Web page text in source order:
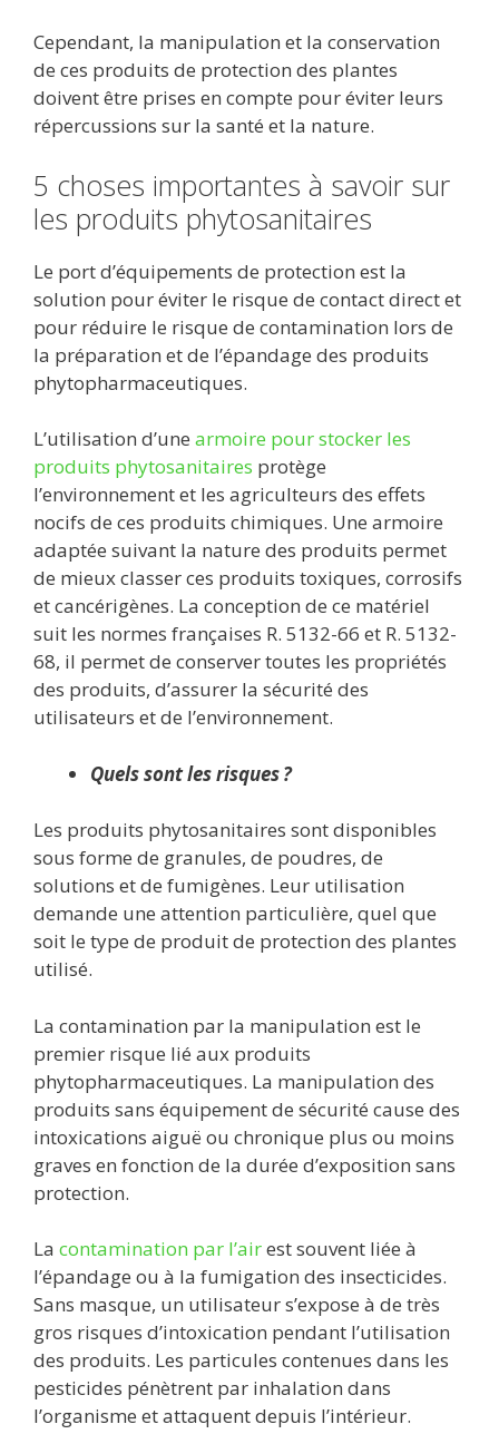
Cependant, la manipulation et la conservation
de ces produits de protection des plantes
doivent être prises en compte pour éviter leurs
répercussions sur la santé et la nature.
5 choses importantes à savoir sur
les produits phytosanitaires
Le port d’équipements de protection est la
solution pour éviter le risque de contact direct et
pour réduire le risque de contamination lors de
la préparation et de l’épandage des produits
phytopharmaceutiques.
L’utilisation d’une armoire pour stocker les
produits phytosanitaires protège
l’environnement et les agriculteurs des effets
nocifs de ces produits chimiques. Une armoire
adaptée suivant la nature des produits permet
de mieux classer ces produits toxiques, corrosifs
et cancérigènes. La conception de ce matériel
suit les normes françaises R. 5132-66 et R. 5132-
68, il permet de conserver toutes les propriétés
des produits, d’assurer la sécurité des
utilisateurs et de l’environnement.
Quels sont les risques ?
Les produits phytosanitaires sont disponibles
sous forme de granules, de poudres, de
solutions et de fumigènes. Leur utilisation
demande une attention particulière, quel que
soit le type de produit de protection des plantes
utilisé.
La contamination par la manipulation est le
premier risque lié aux produits
phytopharmaceutiques. La manipulation des
produits sans équipement de sécurité cause des
intoxications aiguë ou chronique plus ou moins
graves en fonction de la durée d’exposition sans
protection.
La contamination par l’airest souvent liée à
l’épandage ou à la fumigation des insecticides.
Sans masque, un utilisateur s’expose à de très
gros risques d’intoxication pendant l’utilisation
des produits. Les particules contenues dans les
pesticides pénètrent par inhalation dans
l’organisme et attaquent depuis l’intérieur.